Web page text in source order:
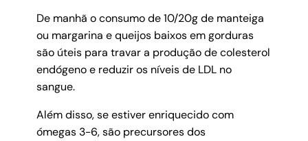
De manhã o consumo de 10/20g de manteiga
ou margarina e queijos baixos em gorduras
são úteis para travar a produção de colesterol
endógeno e reduzir os níveis de LDL no
sangue.
Além disso, se estiver enriquecido com
ómegas 3-6, são precursores dos